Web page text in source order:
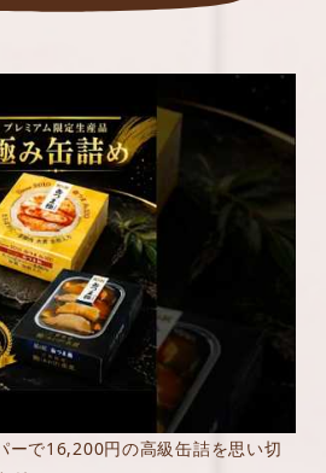
で16,200円の高級缶詰を思い切